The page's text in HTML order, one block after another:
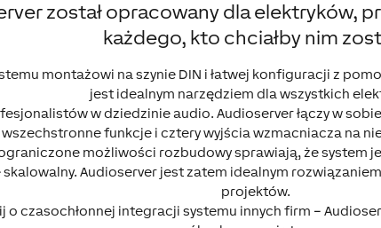
został opracowany dla elektryków,
każdego, kto chciałby nim
montażowi na szynie DIN i łatwej konfiguracji z
jest idealnym narzędziem dla wszystkich
w dziedzinie audio. Audioserver łączy w
wszechstronne funkcje i cztery wyjścia wzmacniacza na
możliwości rozbudowy sprawiają, że system
skalowalny. Audioserver jest zatem idealnym
projektów.
o czasochłonnej integracji systemu innych firm –